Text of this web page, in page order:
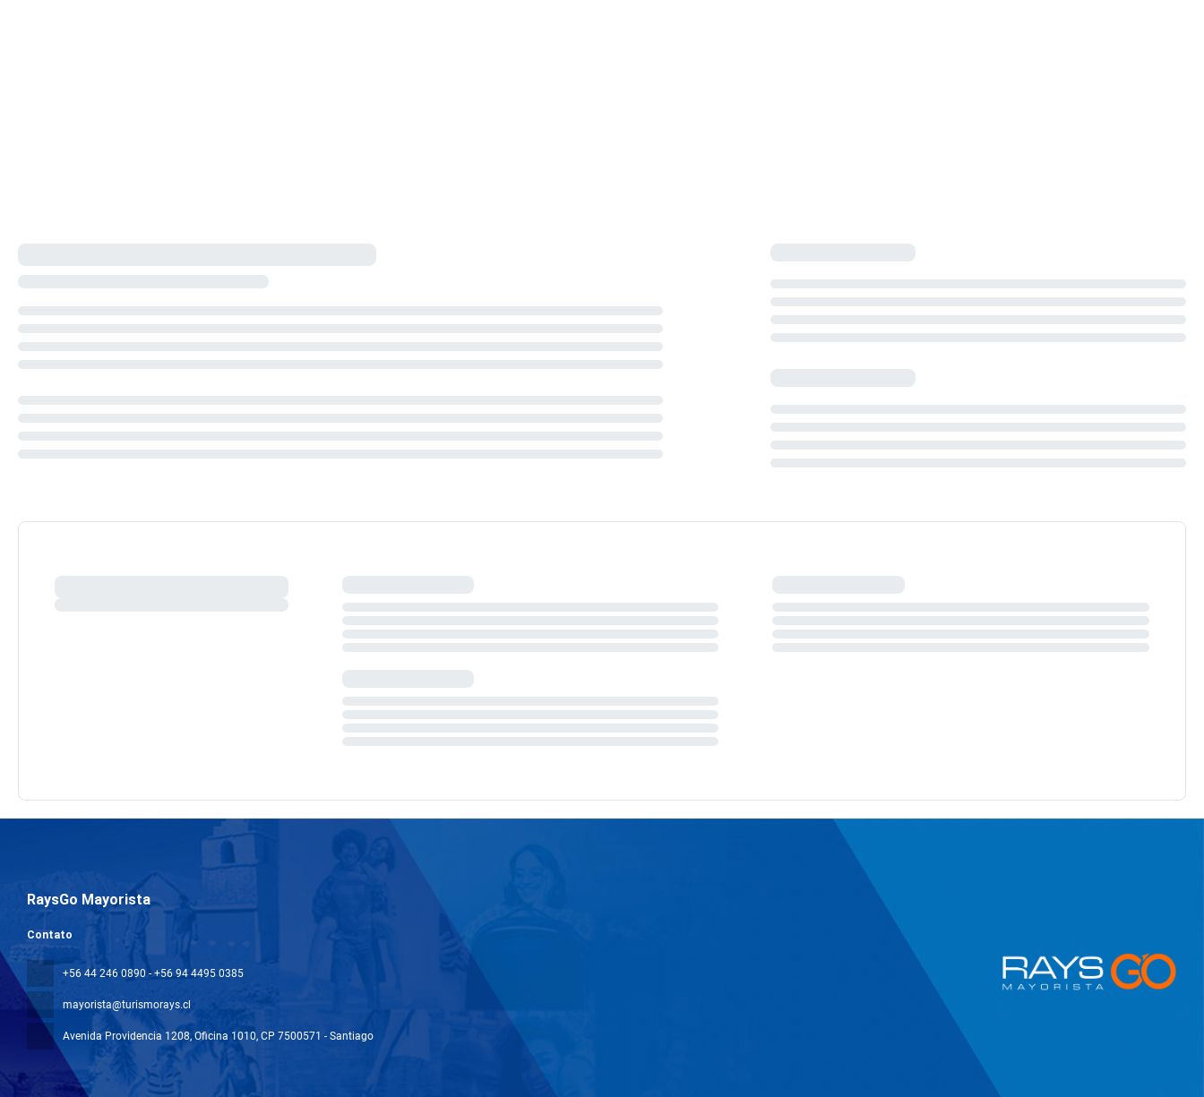
RaysGo Mayorista
Contato
+56 44 246 0890 - +56 94 4495 0385
mayorista@turismorays.cl
Avenida Providencia 1208, Oficina 1010, CP 7500571 - Santiago